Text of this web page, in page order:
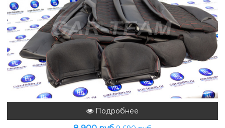
Подробнее